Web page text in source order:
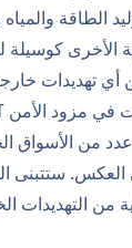
الطاقة
أي تهديدات
من الأسواق
العكس. ستتبنى
من التهديدات